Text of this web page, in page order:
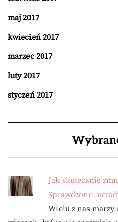
maj 2017
kwiecień 2017
marzec 2017
luty 2017
styczeń 2017
Jak skutecznie
Sprawdzone
Wielu z nas marzy